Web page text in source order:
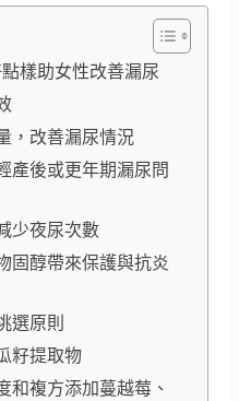
樣助女性改善漏尿
，改善漏尿情況
產後或更年期漏尿問
少夜尿次數
固醇帶來保護與抗炎
選原則
籽提取物
和複方添加蔓越莓、